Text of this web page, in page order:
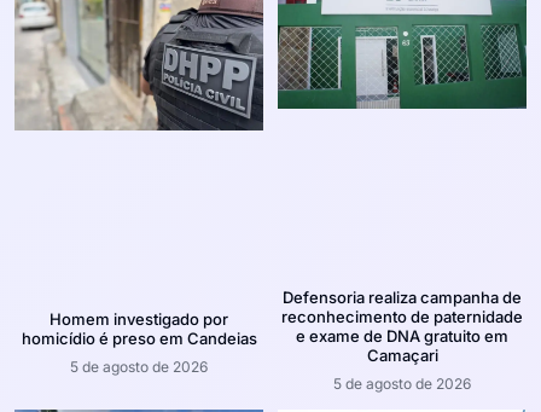
Homem investigado por
homicídio é preso em Candeias
5 de agosto de 2026
Defensoria realiza campanha de
reconhecimento de paternidade
e exame de DNA gratuito em
Camaçari
5 de agosto de 2026